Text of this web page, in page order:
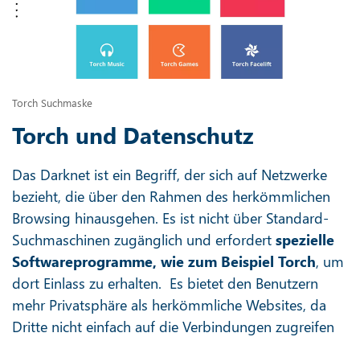
Torch Suchmaske
Torch und Datenschutz
Das Darknet ist ein Begriff, der sich auf Netzwerke
bezieht, die über den Rahmen des herkömmlichen
Browsing hinausgehen. Es ist nicht über Standard-
Suchmaschinen zugänglich und erfordert spezielle
Softwareprogramme, wie zum Beispiel Torch, um
dort Einlass zu erhalten. Es bietet den Benutzern
mehr Privatsphäre als herkömmliche Websites, da
Dritte nicht einfach auf die Verbindungen zugreifen